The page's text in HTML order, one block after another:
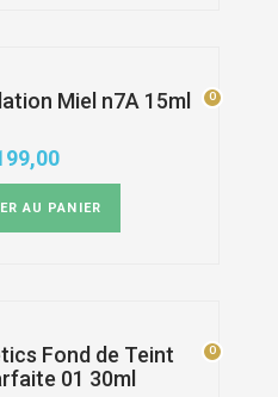
Miel n7A 15ml 0
AU PANIER
0
Fond de Teint
01 30ml
0
0